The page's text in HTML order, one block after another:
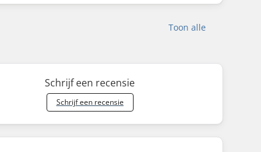
Toon alle
Schrijf een recensie
Schrijf een recensie